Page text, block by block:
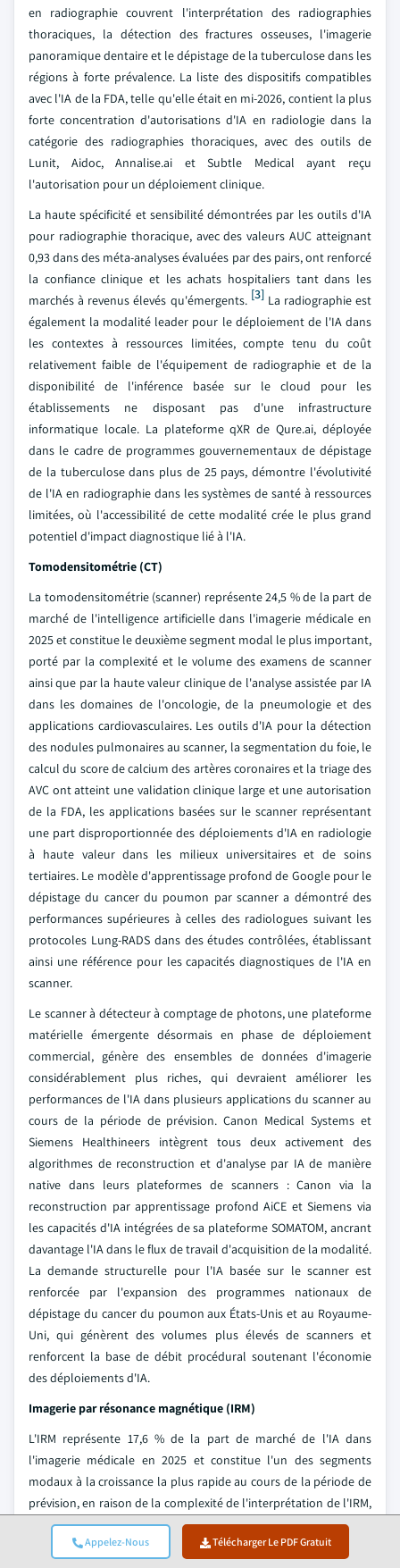
Appelez-Nous Télécharger Le PDF Gratuit
en radiographie couvrent l'interprétation des radiographies
thoraciques, la détection des fractures osseuses, l'imagerie
panoramique dentaire et le dépistage de la tuberculose dans les
régions à forte prévalence. La liste des dispositifs compatibles
avec l'IA de la FDA, telle qu'elle était en mi-2026, contient la plus
forte concentration d'autorisations d'IA en radiologie dans la
catégorie des radiographies thoraciques, avec des outils de
Lunit, Aidoc, Annalise.ai et Subtle Medical ayant reçu
l'autorisation pour un déploiement clinique.
La haute spécificité et sensibilité démontrées par les outils d'IA
pour radiographie thoracique, avec des valeurs AUC atteignant
0,93 dans des méta-analyses évaluées par des pairs, ont renforcé
la confiance clinique et les achats hospitaliers tant dans les
marchés à revenus élevés qu'émergents. [3]La radiographie est
également la modalité leader pour le déploiement de l'IA dans
les contextes à ressources limitées, compte tenu du coût
relativement faible de l'équipement de radiographie et de la
disponibilité de l'inférence basée sur le cloud pour les
établissements ne disposant pas d'une infrastructure
informatique locale. La plateforme qXR de Qure.ai, déployée
dans le cadre de programmes gouvernementaux de dépistage
de la tuberculose dans plus de 25 pays, démontre l'évolutivité
de l'IA en radiographie dans les systèmes de santé à ressources
limitées, où l'accessibilité de cette modalité crée le plus grand
potentiel d'impact diagnostique lié à l'IA.
Tomodensitométrie (CT)
La tomodensitométrie (scanner) représente 24,5 % de la part de
marché de l'intelligence artificielle dans l'imagerie médicale en
2025 et constitue le deuxième segment modal le plus important,
porté par la complexité et le volume des examens de scanner
ainsi que par la haute valeur clinique de l'analyse assistée par IA
dans les domaines de l'oncologie, de la pneumologie et des
applications cardiovasculaires. Les outils d'IA pour la détection
des nodules pulmonaires au scanner, la segmentation du foie, le
calcul du score de calcium des artères coronaires et la triage des
AVC ont atteint une validation clinique large et une autorisation
de la FDA, les applications basées sur le scanner représentant
une part disproportionnée des déploiements d'IA en radiologie
à haute valeur dans les milieux universitaires et de soins
tertiaires. Le modèle d'apprentissage profond de Google pour le
dépistage du cancer du poumon par scanner a démontré des
performances supérieures à celles des radiologues suivant les
protocoles Lung-RADS dans des études contrôlées, établissant
ainsi une référence pour les capacités diagnostiques de l'IA en
scanner.
Le scanner à détecteur à comptage de photons, une plateforme
matérielle émergente désormais en phase de déploiement
commercial, génère des ensembles de données d'imagerie
considérablement plus riches, qui devraient améliorer les
performances de l'IA dans plusieurs applications du scanner au
cours de la période de prévision. Canon Medical Systems et
Siemens Healthineers intègrent tous deux activement des
algorithmes de reconstruction et d'analyse par IA de manière
native dans leurs plateformes de scanners : Canon via la
reconstruction par apprentissage profond AiCE et Siemens via
les capacités d'IA intégrées de sa plateforme SOMATOM, ancrant
davantage l'IA dans le flux de travail d'acquisition de la modalité.
La demande structurelle pour l'IA basée sur le scanner est
renforcée par l'expansion des programmes nationaux de
dépistage du cancer du poumon aux États-Unis et au Royaume-
Uni, qui génèrent des volumes plus élevés de scanners et
renforcent la base de débit procédural soutenant l'économie
des déploiements d'IA.
Imagerie par résonance magnétique (IRM)
L'IRM représente 17,6 % de la part de marché de l'IA dans
l'imagerie médicale en 2025 et constitue l'un des segments
modaux à la croissance la plus rapide au cours de la période de
prévision, en raison de la complexité de l'interprétation de l'IRM,
des longs temps d'acquisition que l'IA peut compresser, et de
l'élargissement des indications cliniques de l'IRM en neurologie,